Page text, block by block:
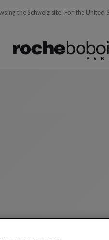
the Schweiz site. For the United
laufend aktualisiert, während